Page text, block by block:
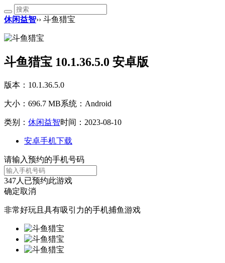
休闲益智›› 斗鱼猎宝
斗鱼猎宝 10.1.36.5.0 安卓版
版本：10.1.36.5.0
大小：696.7 MB系统：Android
类别： 休闲益智时间：2023-08-10
安卓手机下载
请输入预约的手机号码
347人已预约此游戏
确定取消
非常好玩且具有吸引力的手机捕鱼游戏